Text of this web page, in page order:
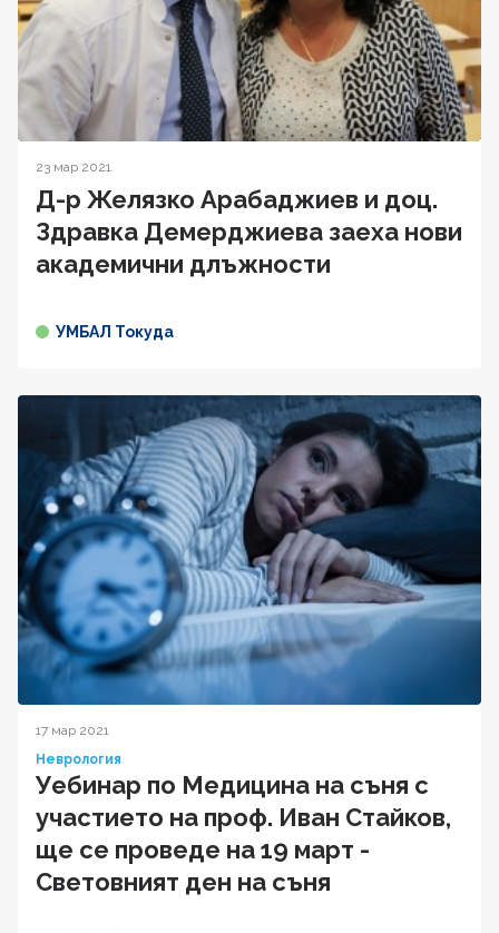
23 мар 2021
Д-р Желязко Арабаджиев и доц.
Здравка Демерджиева заеха нови
академични длъжности
УМБАЛ Токуда
17 мар 2021
Неврология
Уебинар по Медицина на съня с
участието на проф. Иван Стайков,
ще се проведе на 19 март -
Световният ден на съня